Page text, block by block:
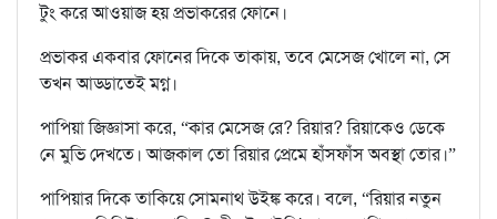
টুং করে আওয়াজ হয় প্রভাকরের ফোনে।
প্রভাকর একবার ফোনের দিকে তাকায়, তবে মেসেজ খোলে না, সে
তখন আড্ডাতেই মগ্ন।
পাপিয়া জিজ্ঞাসা করে, “কার মেসেজ রে? রিয়ার? রিয়াকেও ডেকে
নে মুভি দেখতে। আজকাল তো রিয়ার প্রেমে হাঁসফাঁস অবস্থা তোর।”
পাপিয়ার দিকে তাকিয়ে সোমনাথ উইঙ্ক করে। বলে, “রিয়ার নতুন